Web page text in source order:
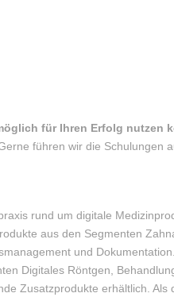
für Ihren Erfolg nutzen
führen wir die Schulungen
rund um digitale
aus den Segmenten
und
Digitales Röntgen,
Zusatzprodukte erhältlich. Als